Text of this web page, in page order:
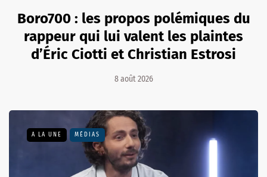
Boro700 : les propos polémiques du
rappeur qui lui valent les plaintes
d’Éric Ciotti et Christian Estrosi
8 août 2026
A LA UNE MÉDIAS